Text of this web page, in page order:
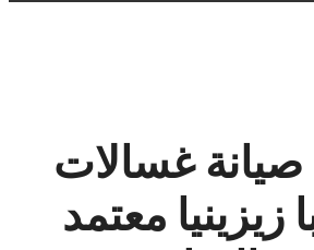
صيانة غسالات
زيزينيا معتمد